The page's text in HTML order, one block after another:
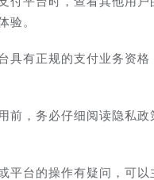
验。
具有正规的支付业务资
前，务必仔细阅读隐私
平台的操作有疑问，可